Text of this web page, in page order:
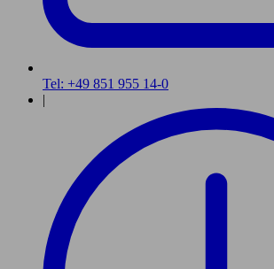
Tel: +49 851 955 14-0
|